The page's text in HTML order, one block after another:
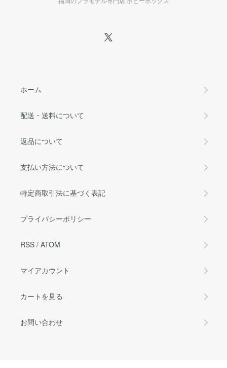
ホーム
配送・送料について
返品について
支払い方法について
特定商取引法に基づく表記
プライバシーポリシー
RSS / ATOM
マイアカウント
カートを見る
お問い合わせ